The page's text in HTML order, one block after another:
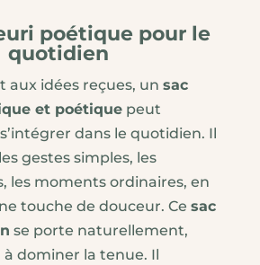
poétique pour le
quotidien
aux idées reçues, un sac
et poétiquepeut
dans le quotidien. Il
gestes simples, les
les moments ordinaires, en
touche de douceur. Ce sac
se porte naturellement,
dominer la tenue. Il